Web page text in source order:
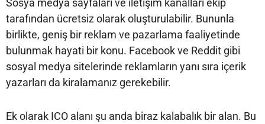
Sosya medya sayfaları ve iletişim kanalları ekip
tarafından ücretsiz olarak oluşturulabilir. Bununla
birlikte, geniş bir reklam ve pazarlama faaliyetinde
bulunmak hayati bir konu. Facebook ve Reddit gibi
sosyal medya sitelerinde reklamların yanı sıra içerik
yazarları da kiralamanız gerekebilir.
Ek olarak ICO alanı şu anda biraz kalabalık bir alan. Bu